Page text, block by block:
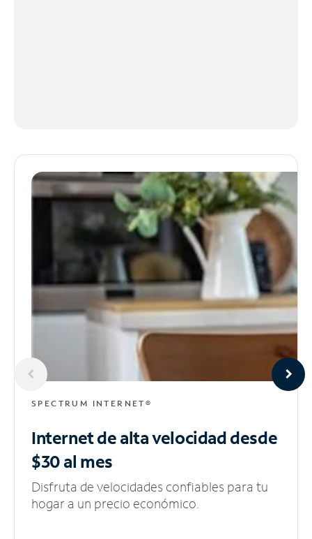
SPECTRUM INTERNET®
Internet de alta velocidaddesde
$30 al mes
Disfruta de velocidades confiables para tu
hogar a un precio económico.